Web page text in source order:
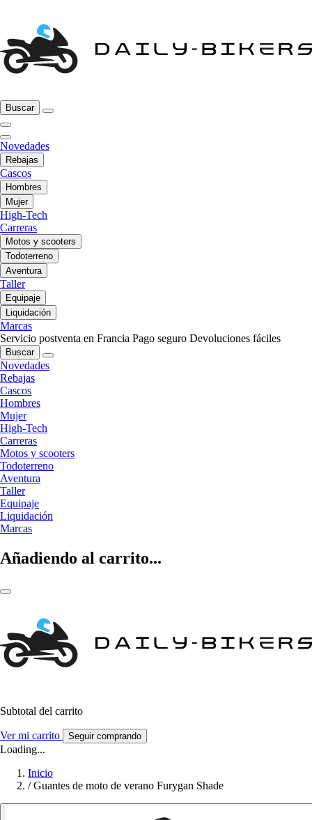
Buscar
Novedades
Rebajas
Cascos
Hombres
Mujer
High-Tech
Carreras
Motos y scooters
Todoterreno
Aventura
Taller
Equipaje
Liquidación
Marcas
Servicio postventa en Francia Pago seguro Devoluciones fáciles
Buscar
Novedades
Rebajas
Cascos
Hombres
Mujer
High-Tech
Carreras
Motos y scooters
Todoterreno
Aventura
Taller
Equipaje
Liquidación
Marcas
Añadiendo al carrito...
Subtotal del carrito
Ver mi carrito Seguir comprando
Loading...
Inicio
/ Guantes de moto de verano Furygan Shade